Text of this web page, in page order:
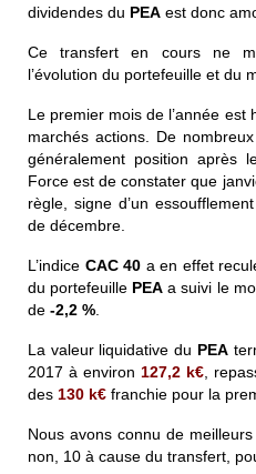
dividendes du PEA est donc
Ce transfert en cours ne
l’évolution du portefeuille et du
Le premier mois de l’année
marchés actions. De
généralement position après
Force est de constater que
règle, signe d’un
de décembre.
L’indice CAC 40 a en effet
du portefeuille PEA a suivi le
de -2,2 %
La valeur liquidative du PEA
2017 à environ 127,2 k€ ,
des 130 k€ franchie pour la
Nous avons connu de
non, 10 à cause du transfert,